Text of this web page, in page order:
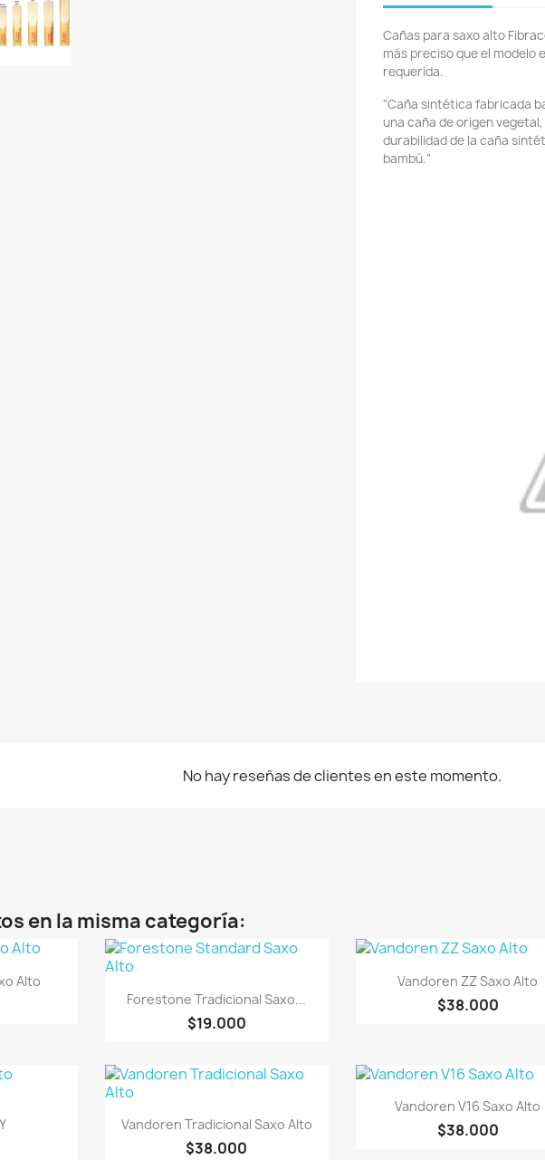
Cañas para saxo alto
más preciso que el modelo
requerida.
"Caña sintética fabricada
una caña de origen
durabilidad de la caña
bambú."
No hay reseñas de clientes en este momento.
en la misma categoría:
Alto
Vista rápida
Forestone Tradicional Saxo...
$19.000
Vista rápida
Vandoren ZZ Saxo Alto
$38.000
Vista rápida
Vandoren Tradicional Saxo Alto
$38.000
Vista rápida
Vandoren V16 Saxo Alto
$38.000